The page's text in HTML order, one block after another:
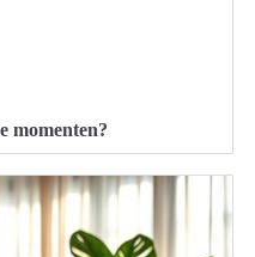
momenten?